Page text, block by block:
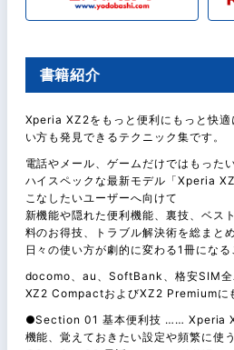
書籍紹介
Xperia XZ2をもっと便利にもっと快適
い方も発見できるテクニック集です。
電話やメール、ゲームだけではもったい
ハイスペックな最新モデル「Xperia
こなしたいユーザーへ向けて
新機能や隠れた便利機能、裏技、ベス
料のお得技、トラブル解決術を総まとめ
日々の使い方が劇的に変わる1冊になる
docomo、au、SoftBank、格安SIM全
XZ2 CompactおよびXZ2 Premiumに
●Section 01 基本便利技 …… Xperia
機能、覚えておきたい設定や頻繁に使